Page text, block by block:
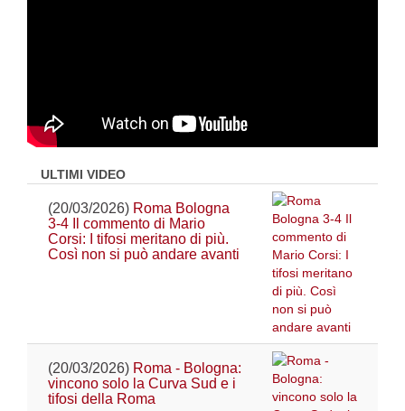
ULTIMI VIDEO
(20/03/2026) Roma Bologna
3-4 Il commento di Mario
Corsi: I tifosi meritano di più.
Così non si può andare avanti
(20/03/2026) Roma - Bologna:
vincono solo la Curva Sud e i
tifosi della Roma